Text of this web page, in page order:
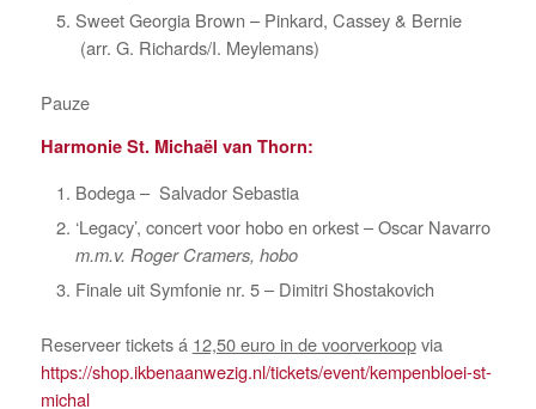
Sweet Georgia Brown – Pinkard, Cassey & Bernie
(arr. G. Richards/I. Meylemans)
Pauze
Harmonie St. Michaël van Thorn:
Bodega – Salvador Sebastia
‘Legacy’, concert voor hobo en orkest – Oscar Navarro
m.m.v. Roger Cramers, hobo
Finale uit Symfonie nr. 5 – Dimitri Shostakovich
Reserveer tickets á 12,50 euro in de voorverkoopvia
https://shop.ikbenaanwezig.nl/tickets/event/kempenbloei-st-
michal